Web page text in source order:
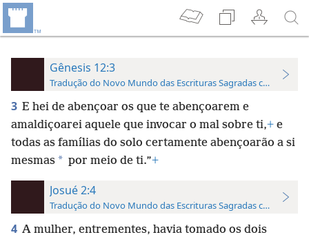
Gênesis 12:3
Tradução do Novo Mundo das Escrituras Sagradas com
3 E hei de abençoar os que te abençoarem e
amaldiçoarei aquele que invocar o mal sobre ti,+ e
todas as famílias do solo certamente abençoarão a si
mesmas * por meio de ti.”+
Josué 2:4
Tradução do Novo Mundo das Escrituras Sagradas com
4 A mulher, entrementes, havia tomado os dois